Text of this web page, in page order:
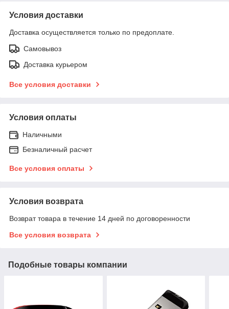
Условия доставки
Доставка осуществляется только по предоплате.
Самовывоз
Доставка курьером
Все условия доставки
Условия оплаты
Наличными
Безналичный расчет
Все условия оплаты
Условия возврата
Возврат товара в течение 14 дней по договоренности
Все условия возврата
Подобные товары компании